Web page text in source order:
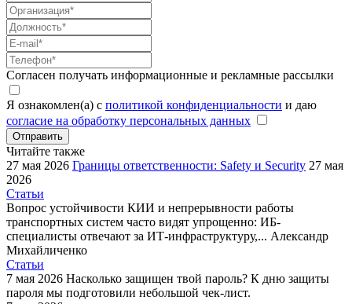
Согласен получать информационные и рекламные рассылки
Я ознакомлен(а) с политикой конфиденциальности и даю
согласие на обработку персональных данных
Отправить
Читайте также
27 мая 2026 Границы ответственности: Safety и Security 27 мая
2026
Статьи
Вопрос устойчивости КИИ и непрерывности работы
транспортных систем часто видят упрощенно: ИБ-
специалисты отвечают за ИТ-инфраструктуру,... Александр
Михайличенко
Статьи
7 мая 2026 Насколько защищен твой пароль? К дню защиты
пароля мы подготовили небольшой чек-лист.